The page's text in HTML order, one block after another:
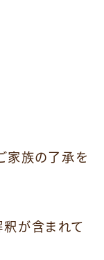
家族の了承を
が含まれて